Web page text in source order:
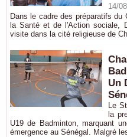
14/
Dans le cadre des préparatifs du
la Santé et de l'Action sociale,
visite dans la cité religieuse de
Un
Le
la
U19 de Badminton, marquant
émergence au Sénégal. Malgré